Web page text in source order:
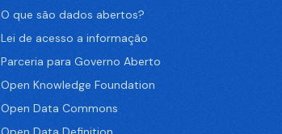
O que são dados abertos?
Lei de acesso a informação
Parceria para Governo Aberto
Open Knowledge Foundation
Open Data Commons